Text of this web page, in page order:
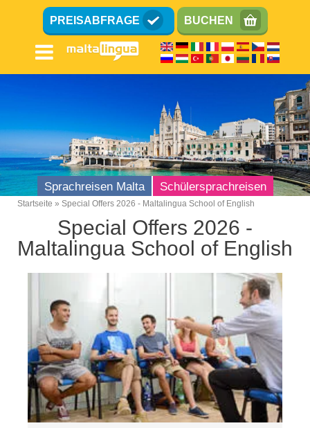
PREISABFRAGE BUCHEN
Sprachreisen Malta Schülersprachreisen
Breadcrumb
Startseite Special Offers 2026 - Maltalingua School of English
Special Offers 2026 -
Maltalingua School of English